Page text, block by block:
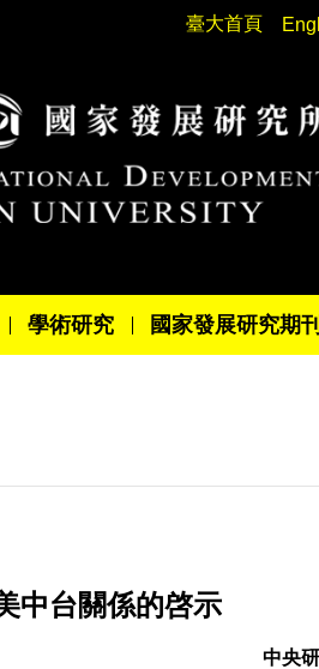
臺大首頁
學術研究 國家發展研究期刊
中台關係的啓示
中央